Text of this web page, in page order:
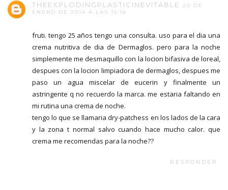
THEEXPLODINGPLASTICINEVITABLE
20 DE
ENERO DE 2014 A LAS 15:16
fruti. tengo 25 años tengo una consulta. uso para el dia una
crema nutritiva de dia de Dermaglos. pero para la noche
simplemente me desmaquillo con la locion bifasiva de loreal,
despues con la locion limpiadora de dermaglos, despues me
paso un agua miscelar de eucerin y finalmente un
astringente q no recuerdo la marca. me estaria faltando en
mi rutina una crema de noche.
tengo lo que se llamaria dry-patchess en los lados de la cara
y la zona t normal salvo cuando hace mucho calor. que
crema me recomendas para la noche??
RESPONDER